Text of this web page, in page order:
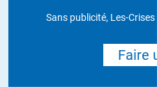
Sans publicité, Les-
Faire